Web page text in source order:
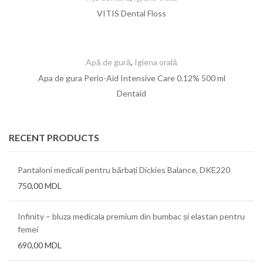
VITIS Dental Floss
Apă de gură, Igiena orală
Apa de gura Perio-Aid Intensive Care 0.12% 500 ml
Dentaid
RECENT PRODUCTS
Pantaloni medicali pentru bărbați Dickies Balance, DKE220
750,00MDL
Infinity – bluza medicala premium din bumbac și elastan pentru
femei
690,00MDL